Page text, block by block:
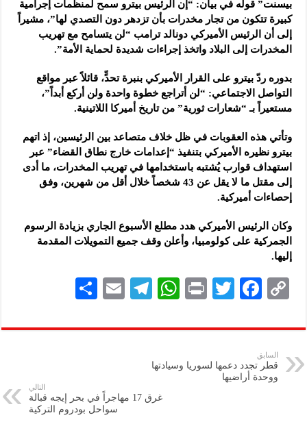
بيسنت” قوله في بيان: “إن الرئيس بيترو سمح لمنظمات إجرامية
كبيرة تتكون من تجار مخدرات بأن تزدهر دون التصدي لها”، مشيراً
إلى أن الرئيس الأميركي دونالد ترامب “لن يتسامح مع تهريب
المخدرات إلى البلاد واتخذ إجراءات شديدة لحماية الأمة”.
بدوره ردّ بيترو على القرار الأميركي بنبرة تحدٍّ، قائلاً عبر مواقع
التواصل الاجتماعي: “لن أتراجع خطوة واحدة ولن أركع أبداً”،
مستعيراً بـ “شعارات ثورية” من تاريخ أميركا اللاتينية.
وتأتي هذه العقوبات في ظل خلاف متصاعد بين الرئيسين، إذ اتهم
بيترو نظيره الأميركي بتنفيذ “إعدامات خارج نطاق القضاء” عبر
استهداف قوارب يُشتبه باستخدامها في تهريب المخدرات، ما أدى
إلى مقتل ما لا يقل عن 43 شخصاً خلال أقل من شهرين، وفق
إحصاءات أميركية.
وكان الرئيس الأميركي هدد مطلع الأسبوع الجاري بزيادة الرسوم
الجمركية على كولومبيا، وأعلن وقف جميع التمويلات المقدمة
إليها.
C
p
y
Li
F
eb
k
T
tt
P
nt
W
at
A
p
Te
gr
E
ai
ar
السابق
قطر تجدد دعمها لسوريا وسيادتها
ووحدة أراضيها
التالي
غرق 17 مهاجراً في بحر إيجه قبالة
سواحل بودروم التركية